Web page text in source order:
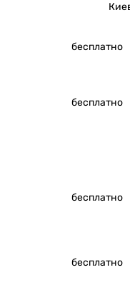
бесплатно
бесплатно
бесплатно
бесплатно